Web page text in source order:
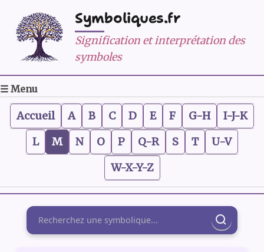
Symboliques.fr
Signification et interprétation des
symboles
☰ Menu
Accueil A B C D E F G-H
I-J-K
L
M N O P Q-R S T
U-V
W-X-Y-Z
Rechercher